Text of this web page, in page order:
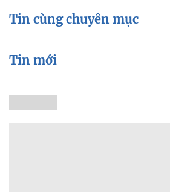
Tin cùng chuyên mục
Tin mới